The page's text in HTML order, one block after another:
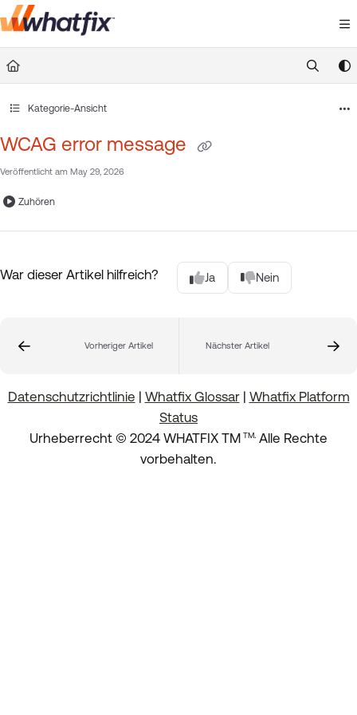
Documentation Index
Fetch the complete documentation index at:
https://
Kategorie-Ansicht
WCAG error message
Veröffentlicht am May 29, 2026
Zuhören
War dieser Artikel hilfreich? Ja Nein
Vorheriger Artikel Nächster Artikel
Datenschutzrichtlinie | Whatfix Glossar| Whatfix Platform
Status
Urheberrecht © 2024 WHATFIX TM TM. Alle Rechte
vorbehalten.